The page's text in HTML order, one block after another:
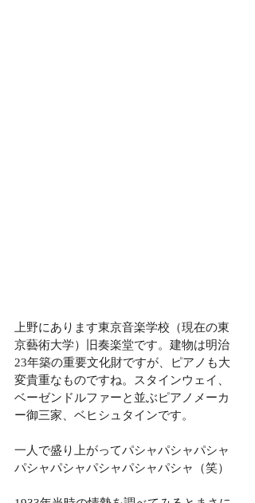
上野にあります東京音楽学校（現在の東
京藝術大学）旧奏楽堂です。建物は明治
23年築の重要文化財ですが、ピアノも大
変貴重なものですね。スタインウェイ、
ベーゼンドルファーと並ぶピアノメーカ
ー御三家、ベヒシュタインです。
一人で盛り上がってパシャパシャパシャ
パシャパシャパシャパシャパシャ（笑）